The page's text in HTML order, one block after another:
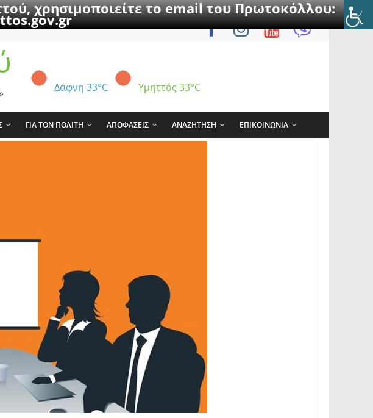
χρησιμοποιείτε το email του Πρωτοκόλλου:
Δάφνη 33°C Υμηττός 33°C
ΓΙΑ ΤΟΝ ΠΟΛΙΤΗ ΑΠΟΦΑΣΕΙΣ ΑΝΑΖΗΤΗΣΗ ΕΠΙΚΟΙΝΩΝΙΑ